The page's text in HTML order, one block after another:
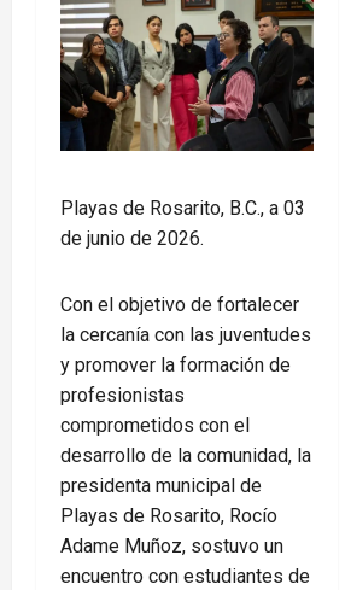
Playas de Rosarito, B.C., a 03
de junio de 2026.
Con el objetivo de fortalecer
la cercanía con las juventudes
y promover la formación de
profesionistas
comprometidos con el
desarrollo de la comunidad, la
presidenta municipal de
Playas de Rosarito, Rocío
Adame Muñoz, sostuvo un
encuentro con estudiantes de